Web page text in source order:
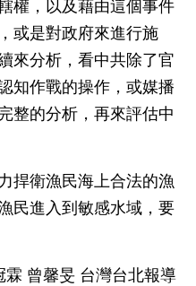
權，以及藉由這個事件
或是對政府來進行施
來分析，看中共除了官
知作戰的操作，或媒播
整的分析，再來評估中
捍衛漁民海上合法的漁
民進入到敏感水域，要
曾馨旻 台灣台北報導